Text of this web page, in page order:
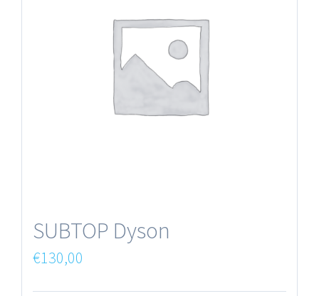
SUBTOP Dyson
€130,00